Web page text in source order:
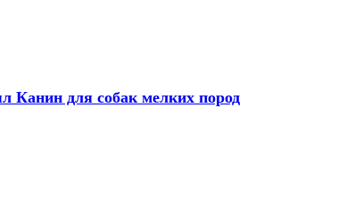
Канин для собак мелких пород